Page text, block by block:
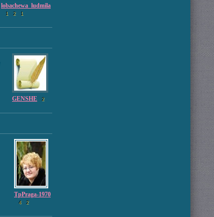
lobachewa_ludmila
1 2 1
GENSHE 2
TpPraga-1970
4 2